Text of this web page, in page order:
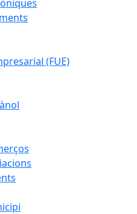
(FUE)